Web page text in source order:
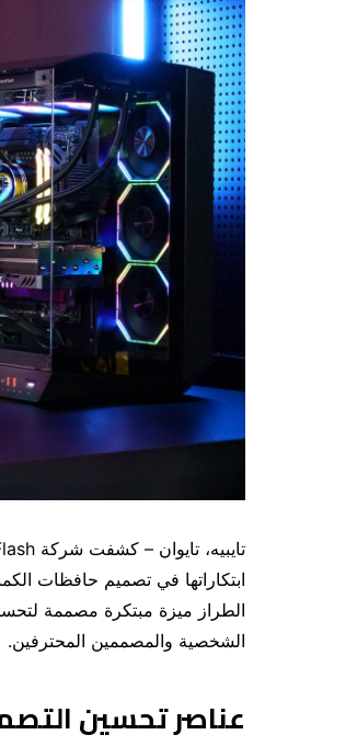
الطراز ميزة مبتكرة مصممة
الشخصية والمصممين المحترفين.
عناصر تحسين